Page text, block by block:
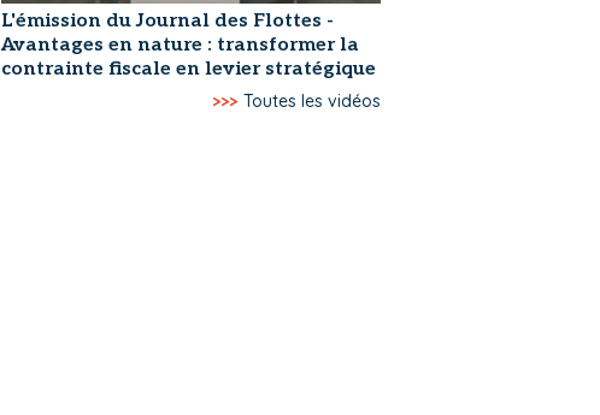
L'émission du Journal des Flottes -
Avantages en nature : transformer la
contrainte fiscale en levier stratégique
>>> Toutes les vidéos